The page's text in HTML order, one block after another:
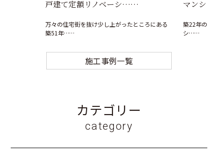
戸建て定額リノベーシ……
万々の住宅街を抜け少し上がったところにある
築51年……
マンシ
築22年のマ
シ……
施工事例一覧
カテゴリー
category